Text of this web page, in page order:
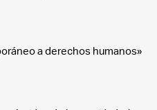
a derechos humanos»